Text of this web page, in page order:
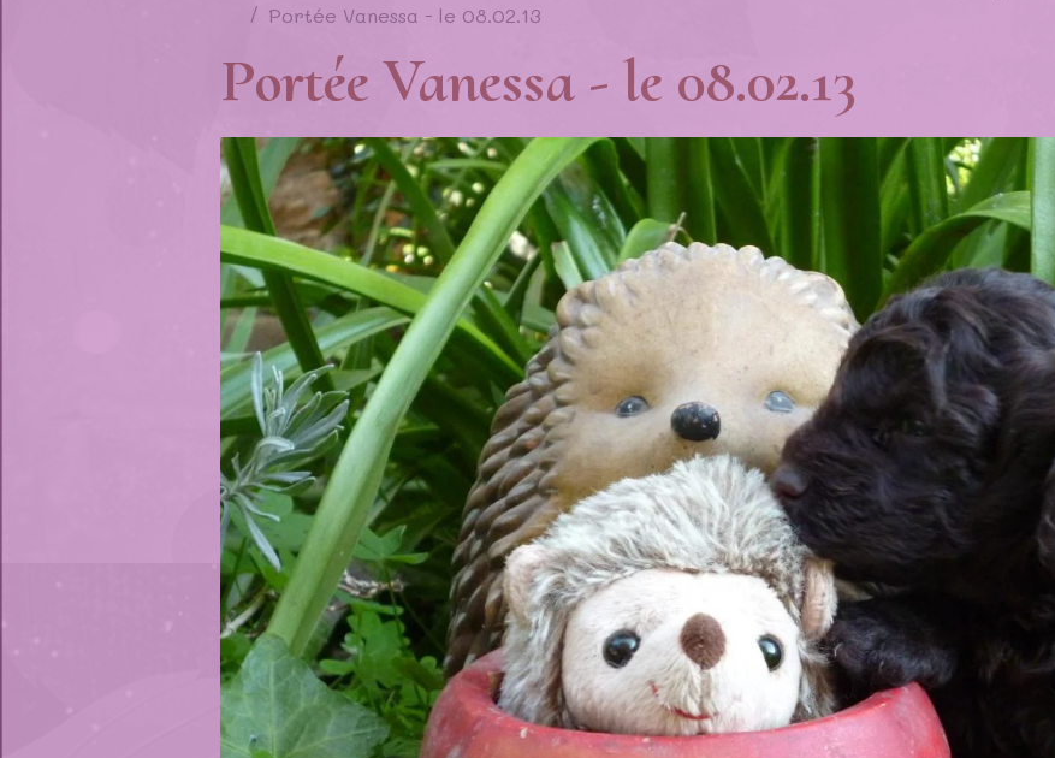
Portée Vanessa - le 08.02.13
Portée Vanessa - le 08.02.13